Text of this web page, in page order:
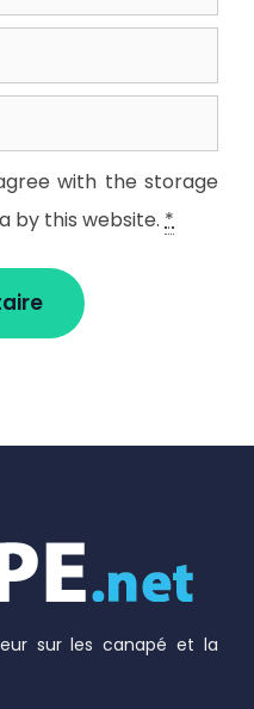
with the storage
by this website. *
sur les canapé et la